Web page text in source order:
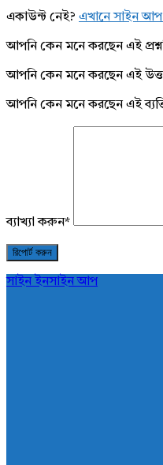
একাউন্ট নেই? এখানে সাইন
আপনি কেন মনে করছেন এই
আপনি কেন মনে করছেন এই
আপনি কেন মনে করছেন এই
ব্যাখ্যা করুন*
সাইন ইনসাইন আপ